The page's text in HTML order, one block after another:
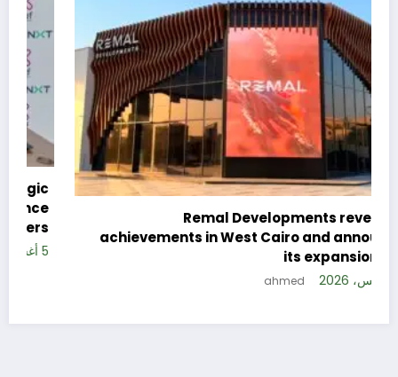
Remal Developments reveals its
achievements in West Cairo and announces
its expansion plan
5 أغسطس، 2026